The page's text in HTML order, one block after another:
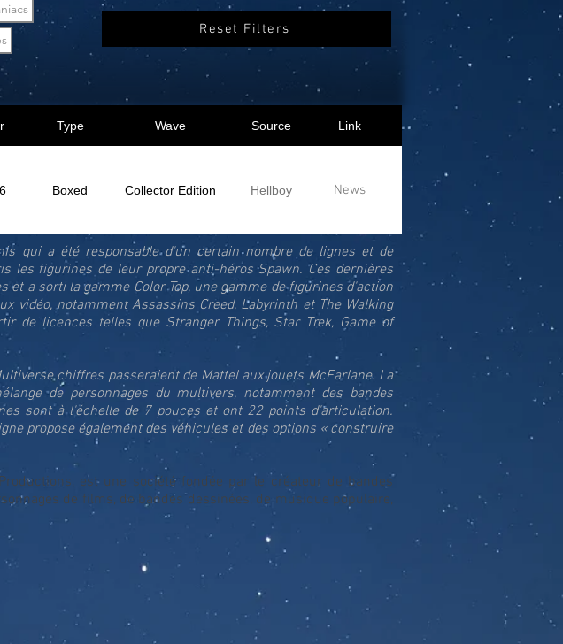
Reset Filters
Type Wave Source Link
Boxed Collector Edition Hellboy News
qui a été responsable d'un certain nombre de lignes et de
les figurines de leur propre anti-héros Spawn. Ces dernières
et a sorti la gamme Color Top, une gamme de figurines d'action
vidéo, notamment Assassins Creed, Labyrinth et The Walking
de licences telles que Stranger Things, Star Trek, Game of
chiffres passeraient de Mattel aux jouets McFarlane. La
de personnages du multivers, notamment des bandes
sont à l'échelle de 7 pouces et ont 22 points d'articulation.
propose également des véhicules et des options « construire
est une société fondée par le créateur de bandes
de films, de bandes dessinées, de musique populaire,